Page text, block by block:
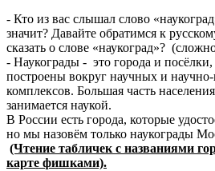
- Кто из вас слышал слово
значит? Давайте обратимся к
сказать о слове «наукоград»?
- Наукограды - это города и
построены вокруг научных и
комплексов. Большая часть
занимается наукой.
В России есть города, которые
но мы назовём только наукограды
(Чтение табличек с названиями
карте фишками).